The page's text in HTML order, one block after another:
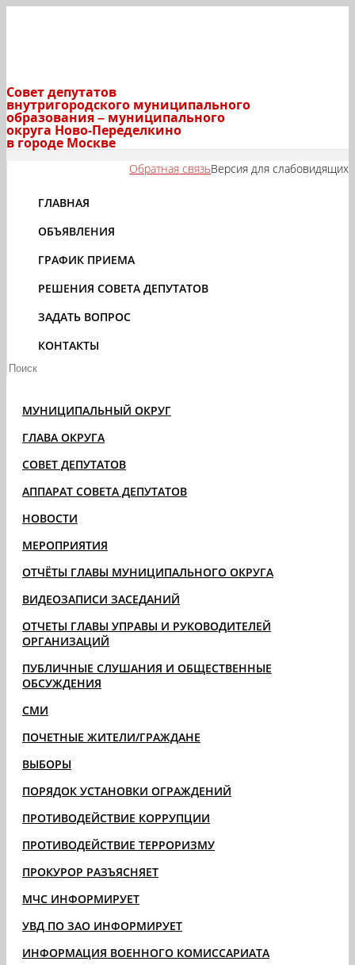
Совет депутатов
внутригородского муниципального
образования – муниципального
округа Ново-Переделкино
в городе Москве
Версия для слабовидящих
Обратная связь
ГЛАВНАЯ
ОБЪЯВЛЕНИЯ
ГРАФИК ПРИЕМА
РЕШЕНИЯ СОВЕТА ДЕПУТАТОВ
ЗАДАТЬ ВОПРОС
КОНТАКТЫ
МУНИЦИПАЛЬНЫЙ ОКРУГ
ГЛАВА ОКРУГА
СОВЕТ ДЕПУТАТОВ
АППАРАТ СОВЕТА ДЕПУТАТОВ
НОВОСТИ
МЕРОПРИЯТИЯ
ОТЧЁТЫ ГЛАВЫ МУНИЦИПАЛЬНОГО ОКРУГА
ВИДЕОЗАПИСИ ЗАСЕДАНИЙ
ОТЧЕТЫ ГЛАВЫ УПРАВЫ И РУКОВОДИТЕЛЕЙ
ОРГАНИЗАЦИЙ
ПУБЛИЧНЫЕ СЛУШАНИЯ И ОБЩЕСТВЕННЫЕ
ОБСУЖДЕНИЯ
СМИ
ПОЧЕТНЫЕ ЖИТЕЛИ/ГРАЖДАНЕ
ВЫБОРЫ
ПОРЯДОК УСТАНОВКИ ОГРАЖДЕНИЙ
ПРОТИВОДЕЙСТВИЕ КОРРУПЦИИ
ПРОТИВОДЕЙСТВИЕ ТЕРРОРИЗМУ
ПРОКУРОР РАЗЪЯСНЯЕТ
МЧС ИНФОРМИРУЕТ
УВД ПО ЗАО ИНФОРМИРУЕТ
ИНФОРМАЦИЯ ВОЕННОГО КОМИССАРИАТА